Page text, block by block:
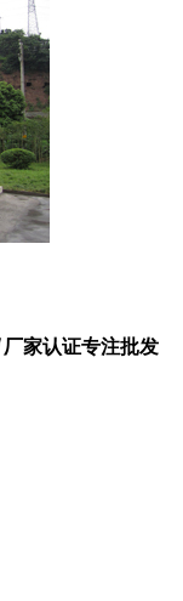
厂家认证专注批发